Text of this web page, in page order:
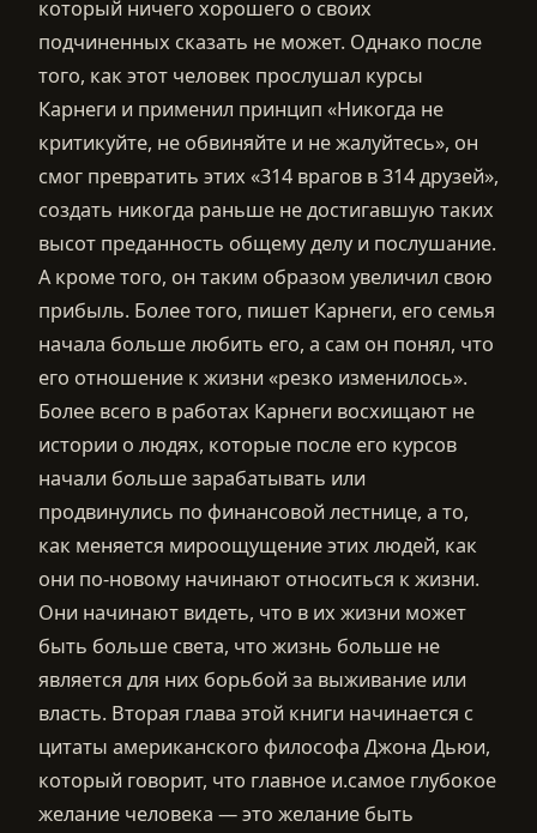
который ничего хорошего о своих
подчиненных сказать не может. Однако после
того, как этот человек прослушал курсы
Карнеги и применил принцип «Никогда не
критикуйте, не обвиняйте и не жалуйтесь», он
смог превратить этих «314 врагов в 314 друзей»,
создать никогда раньше не достигавшую таких
высот преданность общему делу и послушание.
А кроме того, он таким образом увеличил свою
прибыль. Более того, пишет Карнеги, его семья
начала больше любить его, а сам он понял, что
его отношение к жизни «резко изменилось».
Более всего в работах Карнеги восхищают не
истории о людях, которые после его курсов
начали больше зарабатывать или
продвинулись по финансовой лестнице, а то,
как меняется мироощущение этих людей, как
они по-новому начинают относиться к жизни.
Они начинают видеть, что в их жизни может
быть больше света, что жизнь больше не
является для них борьбой за выживание или
власть. Вторая глава этой книги начинается с
цитаты американского философа Джона Дьюи,
который говорит, что главное и.самое глубокое
желание человека — это желание быть